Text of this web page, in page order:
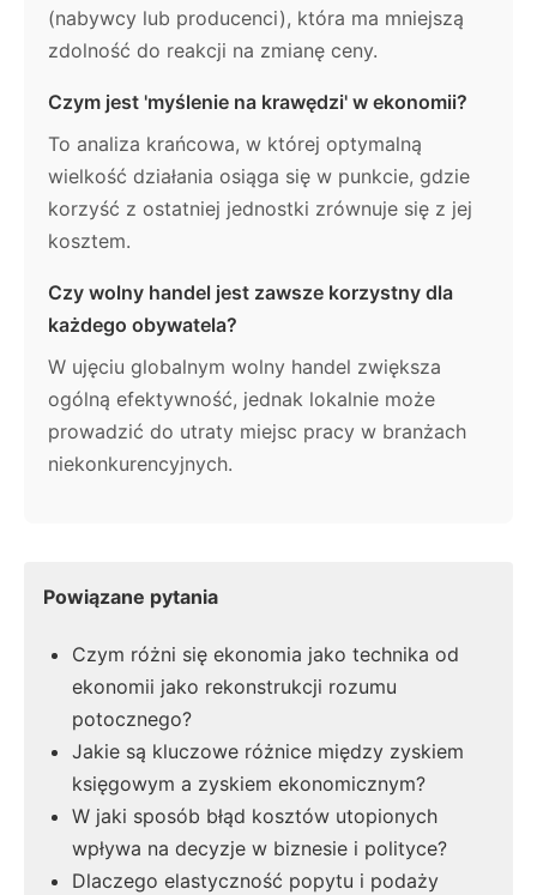
(nabywcy lub producenci), która ma mniejszą
zdolność do reakcji na zmianę ceny.
Czym jest 'myślenie na krawędzi' w ekonomii?
To analiza krańcowa, w której optymalną
wielkość działania osiąga się w punkcie, gdzie
korzyść z ostatniej jednostki zrównuje się z jej
kosztem.
Czy wolny handel jest zawsze korzystny dla
każdego obywatela?
W ujęciu globalnym wolny handel zwiększa
ogólną efektywność, jednak lokalnie może
prowadzić do utraty miejsc pracy w branżach
niekonkurencyjnych.
Powiązane pytania
Czym różni się ekonomia jako technika od
ekonomii jako rekonstrukcji rozumu
potocznego?
Jakie są kluczowe różnice między zyskiem
księgowym a zyskiem ekonomicznym?
W jaki sposób błąd kosztów utopionych
wpływa na decyzje w biznesie i polityce?
Dlaczego elastyczność popytu i podaży